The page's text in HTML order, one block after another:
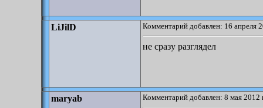
LiJilD Комментарий добавлен: 16 апреля
не сразу разглядел
maryab Комментарий добавлен: 8 мая 2012